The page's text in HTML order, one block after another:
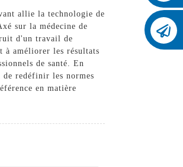
allie la technologie de
sur la médecine de
d'un travail de
à améliorer les résultats
de santé. En
de redéfinir les normes
en matière